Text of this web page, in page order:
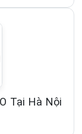
Tại Hà Nội